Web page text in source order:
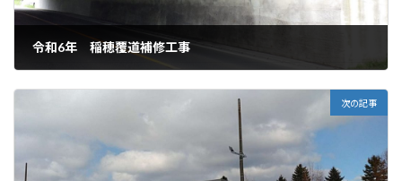
令和6年 稲穂覆道補修工事
次の記事